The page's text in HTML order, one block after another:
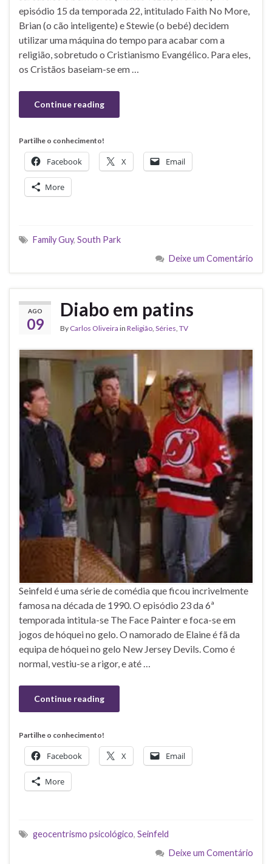
episódio 15 da temporada 22, intitulado Faith No More,
Brian (o cão inteligente) e Stewie (o bebé) decidem
utilizar uma máquina do tempo para acabar com a
religião, sobretudo o Cristianismo Evangélico. Para eles,
os Cristãos baseiam-se em …
Continue reading
Partilhe o conhecimento!
Facebook X Email
More
Family Guy, South Park
Deixe um Comentário
AGO
09
Diabo em patins
By Carlos Oliveira in Religião Séries TV
Seinfeld é uma série de comédia que ficou incrivelmente
famosa na década de 1990. O episódio 23 da 6ª
temporada intitula-se The Face Painter e foca-se em
jogos de hóquei no gelo. O namorado de Elaine é fã da
equipa de hóquei no gelo New Jersey Devils. Como é
normal, vestiu-se a rigor, e até …
Continue reading
Partilhe o conhecimento!
Facebook X Email
More
geocentrismo psicológico, Seinfeld
Deixe um Comentário